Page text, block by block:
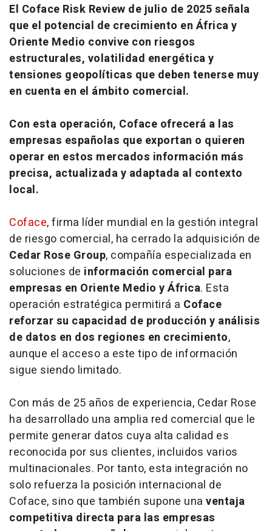
El Coface Risk Review de julio de 2025 señala
que el potencial de crecimiento en África y
Oriente Medio convive con riesgos
estructurales, volatilidad energética y
tensiones geopolíticas que deben tenerse muy
en cuenta en el ámbito comercial.
Con esta operación, Coface ofrecerá a las
empresas españolas que exportan o quieren
operar en estos mercados información más
precisa, actualizada y adaptada al contexto
local.
Coface, firma líder mundial en la gestión integral
de riesgo comercial, ha cerrado la adquisición de
Cedar Rose Group, compañía especializada en
soluciones de información comercial para
empresas en Oriente Medio y África. Esta
operación estratégica permitirá a Coface
reforzar su capacidad de producción y análisis
de datos en dos regiones en crecimiento,
aunque el acceso a este tipo de información
sigue siendo limitado.
Con más de 25 años de experiencia, Cedar Rose
ha desarrollado una amplia red comercial que le
permite generar datos cuya alta calidad es
reconocida por sus clientes, incluidos varios
multinacionales. Por tanto, esta integración no
solo refuerza la posición internacional de
Coface, sino que también supone una ventaja
competitiva directa para las empresas